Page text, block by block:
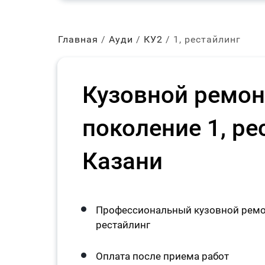
Главная Ауди КУ2 1, рестайлинг
Кузовной
поколение 1,
Казани
Профессиональный кузовной
рестайлинг
Оплата после приема работ